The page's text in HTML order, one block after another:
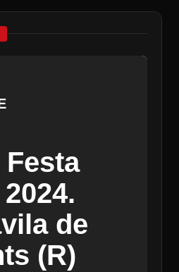
Festa
de
(R)